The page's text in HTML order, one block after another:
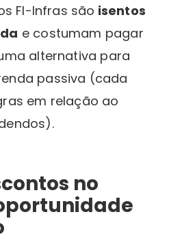
FI-Infras são isentos
e costumam pagar
alternativa para
passiva (cada
em relação ao
no